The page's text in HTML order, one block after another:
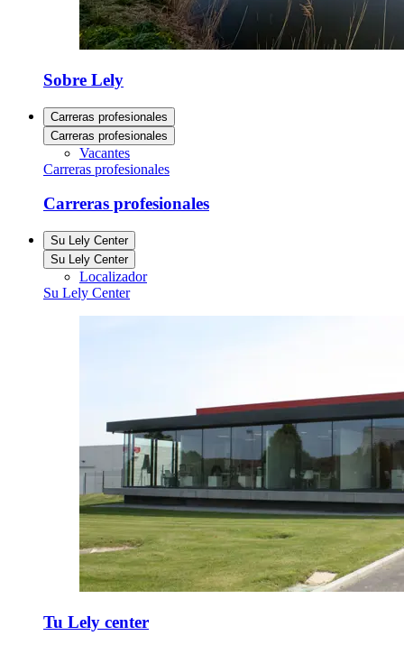
Sobre Lely
Carreras profesionales
Carreras profesionales
Vacantes
Carreras profesionales
Carreras profesionales
Su Lely Center
Su Lely Center
Localizador
Su Lely Center
Tu Lely center